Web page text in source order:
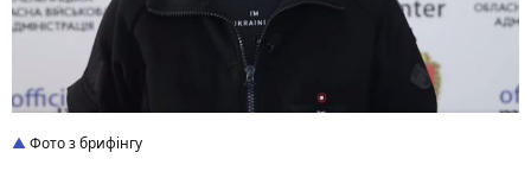
Фото з брифінгу